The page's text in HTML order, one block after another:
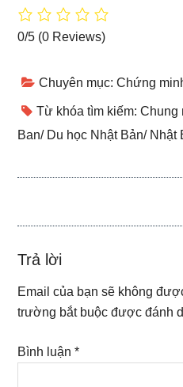
0/5 (0 Reviews)
Chuyên mục:Chứng
Từ khóa tìm kiếm:Chung
Ban/ Du học Nhật Bản/ Nhật
Reader
Trả lời
Email của bạn sẽ không
trường bắt buộc được đánh
Bình luận*